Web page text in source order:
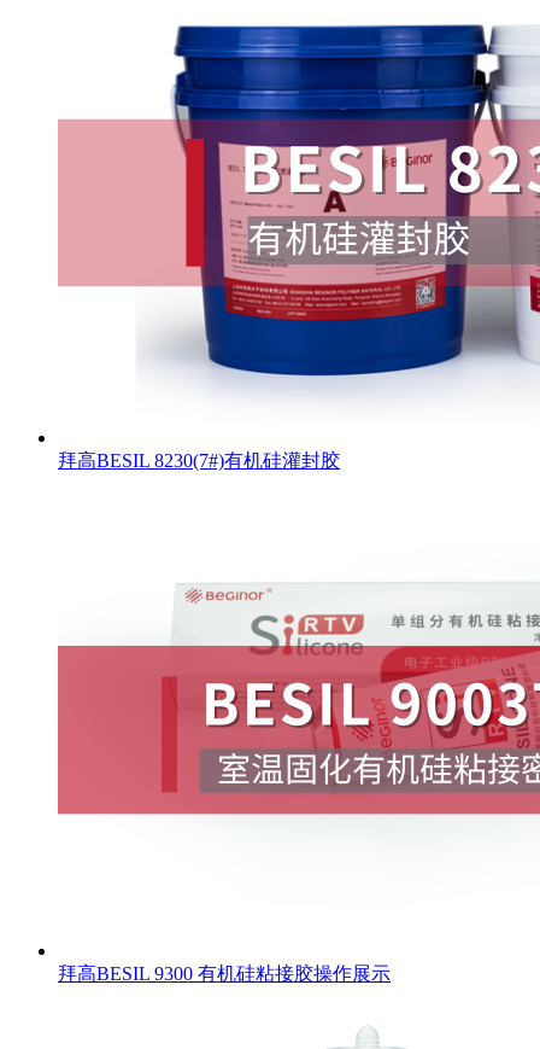
拜高BESIL 8230(7#)有机硅灌封胶
拜高BESIL 9300 有机硅粘接胶操作展示